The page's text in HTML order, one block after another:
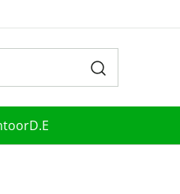
D.E